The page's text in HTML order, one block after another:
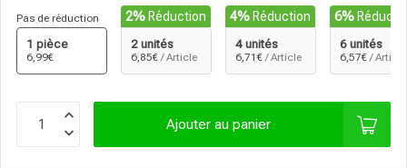
Pas de réduction
1 pièce
6,99€
2% Réduction
2 unités
6,85€ / Article
4% Réduction
4 unités
6,71€ / Article
6%
6 unités
6,57€ / Article
Ajouter au panier